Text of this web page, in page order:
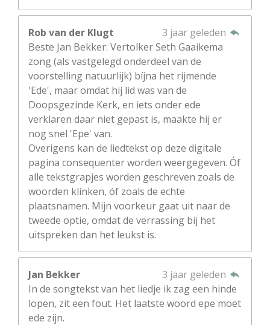
Rob van der Klugt
3 jaar geleden
Beste Jan Bekker: Vertolker Seth Gaaikema
zong (als vastgelegd onderdeel van de
voorstelling natuurlijk) bíjna het rijmende
'Ede', maar omdat hij lid was van de
Doopsgezinde Kerk, en iets onder ede
verklaren daar niet gepast is, maakte hij er
nog snel 'Epe' van.
Overigens kan de liedtekst op deze digitale
pagina consequenter worden weergegeven. Óf
alle tekstgrapjes worden geschreven zoals de
woorden klínken, óf zoals de echte
plaatsnamen. Mijn voorkeur gaat uit naar de
tweede optie, omdat de verrassing bij het
uitspreken dan het leukst is.
Jan Bekker
3 jaar geleden
In de songtekst van het liedje ik zag een hinde
lopen, zit een fout. Het laatste woord epe moet
ede zijn.